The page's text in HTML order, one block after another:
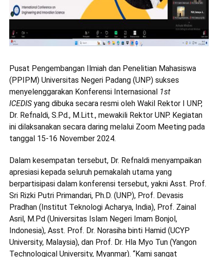
Pusat Pengembangan Ilmiah dan Penelitian Mahasiswa
(PPIPM) Universitas Negeri Padang (UNP) sukses
menyelenggarakan Konferensi Internasional 1st
ICEDISyang dibuka secara resmi oleh Wakil Rektor I UNP,
Dr. Refnaldi, S.Pd., M.Litt., mewakili Rektor UNP. Kegiatan
ini dilaksanakan secara daring melalui Zoom Meeting pada
tanggal 15-16 November 2024.
Dalam kesempatan tersebut, Dr. Refnaldi menyampaikan
apresiasi kepada seluruh pemakalah utama yang
berpartisipasi dalam konferensi tersebut, yakni Asst. Prof.
Sri Rizki Putri Primandari, Ph.D. (UNP), Prof. Devasis
Pradhan (Institut Teknologi Acharya, India), Prof. Zainal
Asril, M.Pd (Universitas Islam Negeri Imam Bonjol,
Indonesia), Asst. Prof. Dr. Norasiha binti Hamid (UCYP
University, Malaysia), dan Prof. Dr. Hla Myo Tun (Yangon
Technological University, Myanmar). “Kami sangat